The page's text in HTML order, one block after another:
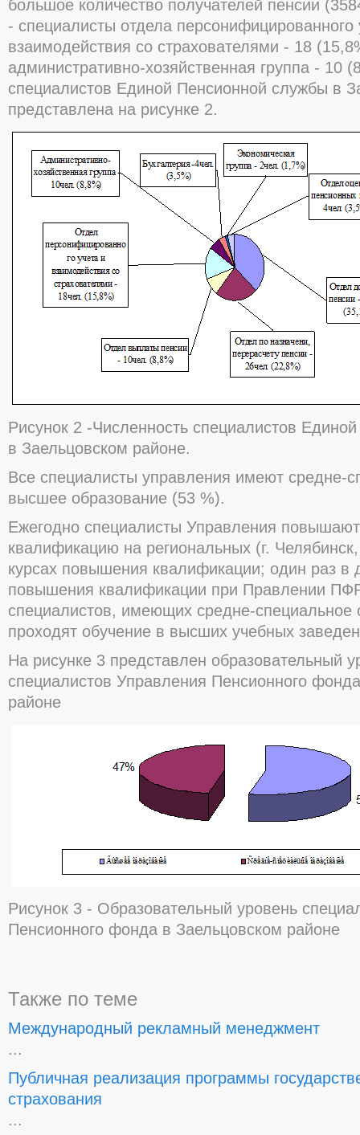
большое количество получателей пенсии
- специалисты отдела персонифицированного
взаимодействия со страхователями - 18
административно-хозяйственная группа - 10
специалистов Единой Пенсионной службы в
представлена на рисунке 2.
Рисунок 2 -Численность специалистов
в Заельцовском районе.
Все специалисты управления имеют средне-
высшее образование (53 %).
Ежегодно специалисты Управления
квалификацию на региональных (г.
курсах повышения квалификации; один раз в
повышения квалификации при Правлении
специалистов, имеющих средне-специальное
проходят обучение в высших учебных
На рисунке 3 представлен образовательный
специалистов Управления Пенсионного
районе
Рисунок 3 - Образовательный уровень
Пенсионного фонда в Заельцовском районе
Также по теме
Международный рекламный менеджмент
...
Публичная реализация программы
страхования
...